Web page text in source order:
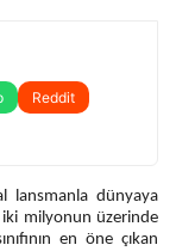
Reddit
lansmanla dünyaya
iki milyonun üzerinde
en öne çıkan